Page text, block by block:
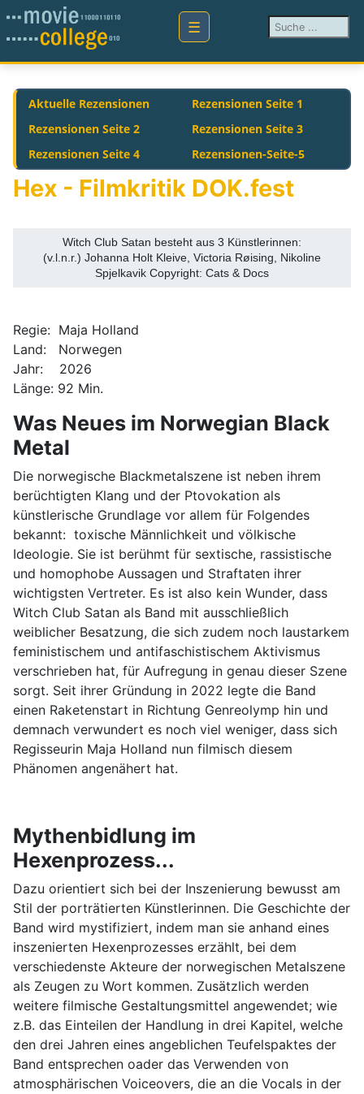
Suchen ...
Aktuelle Rezensionen
Rezensionen Seite 1
Rezensionen Seite 2
Rezensionen Seite 3
Rezensionen Seite 4
Rezensionen-Seite-5
Hex - Filmkritik DOK.fest
Witch Club Satan besteht aus 3 Künstlerinnen:
(v.l.n.r.) Johanna Holt Kleive, Victoria Røising, Nikoline
Spjelkavik Copyright: Cats & Docs
Regie: Maja Holland
Land: Norwegen
Jahr: 2026
Länge: 92 Min.
Was Neues im Norwegian Black
Metal
Die norwegische Blackmetalszene ist neben ihrem
berüchtigten Klang und der Ptovokation als
künstlerische Grundlage vor allem für Folgendes
bekannt: toxische Männlichkeit und völkische
Ideologie. Sie ist berühmt für sextische, rassistische
und homophobe Aussagen und Straftaten ihrer
wichtigsten Vertreter. Es ist also kein Wunder, dass
Witch Club Satan als Band mit ausschließlich
weiblicher Besatzung, die sich zudem noch laustarkem
feministischem und antifaschistischem Aktivismus
verschrieben hat, für Aufregung in genau dieser Szene
sorgt. Seit ihrer Gründung in 2022 legte die Band
einen Raketenstart in Richtung Genreolymp hin und
demnach verwundert es noch viel weniger, dass sich
Regisseurin Maja Holland nun filmisch diesem
Phänomen angenähert hat.
Mythenbidlung im
Hexenprozess...
Dazu orientiert sich bei der Inszenierung bewusst am
Stil der porträtierten Künstlerinnen. Die Geschichte der
Band wird mystifiziert, indem man sie anhand eines
inszenierten Hexenprozesses erzählt, bei dem
verschiedenste Akteure der norwegischen Metalszene
als Zeugen zu Wort kommen. Zusätzlich werden
weitere filmische Gestaltungsmittel angewendet; wie
z.B. das Einteilen der Handlung in drei Kapitel, welche
den drei Jahren eines angeblichen Teufelspaktes der
Band entsprechen oader das Verwenden von
atmosphärischen Voiceovers, die an die Vocals in der